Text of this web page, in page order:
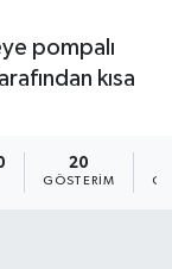
pompalı
kısa
20
GÖSTERIM